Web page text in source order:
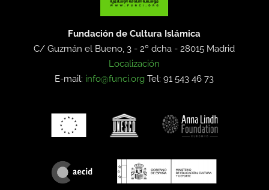
Fundación de Cultura Islámica
C/ Guzmán el Bueno, 3 - 2º dcha -28015 Madrid
Localización
E-mail: info@funci.org Tel: 91 543 46 73